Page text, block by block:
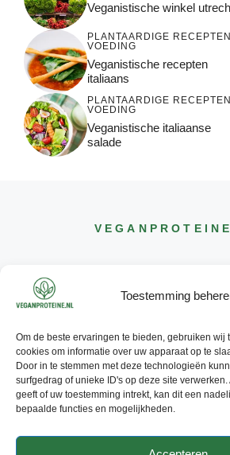
Toestemming
Om de beste ervaringen te bieden, gebruiken wij
cookies om informatie over uw apparaat op te
Door in te stemmen met deze technologieën
surfgedrag of unieke ID's op deze site
geeft of uw toestemming intrekt, kan dit een
bepaalde functies en mogelijkheden.
Veganistische winkel
PLANTAARDIGE RECEPTEN
VOEDING
Veganistische recepten
italiaans
PLANTAARDIGE RECEPTEN
VOEDING
Veganistische italiaanse
salade
VEGANPROTEINE
CONTACT
INFO@